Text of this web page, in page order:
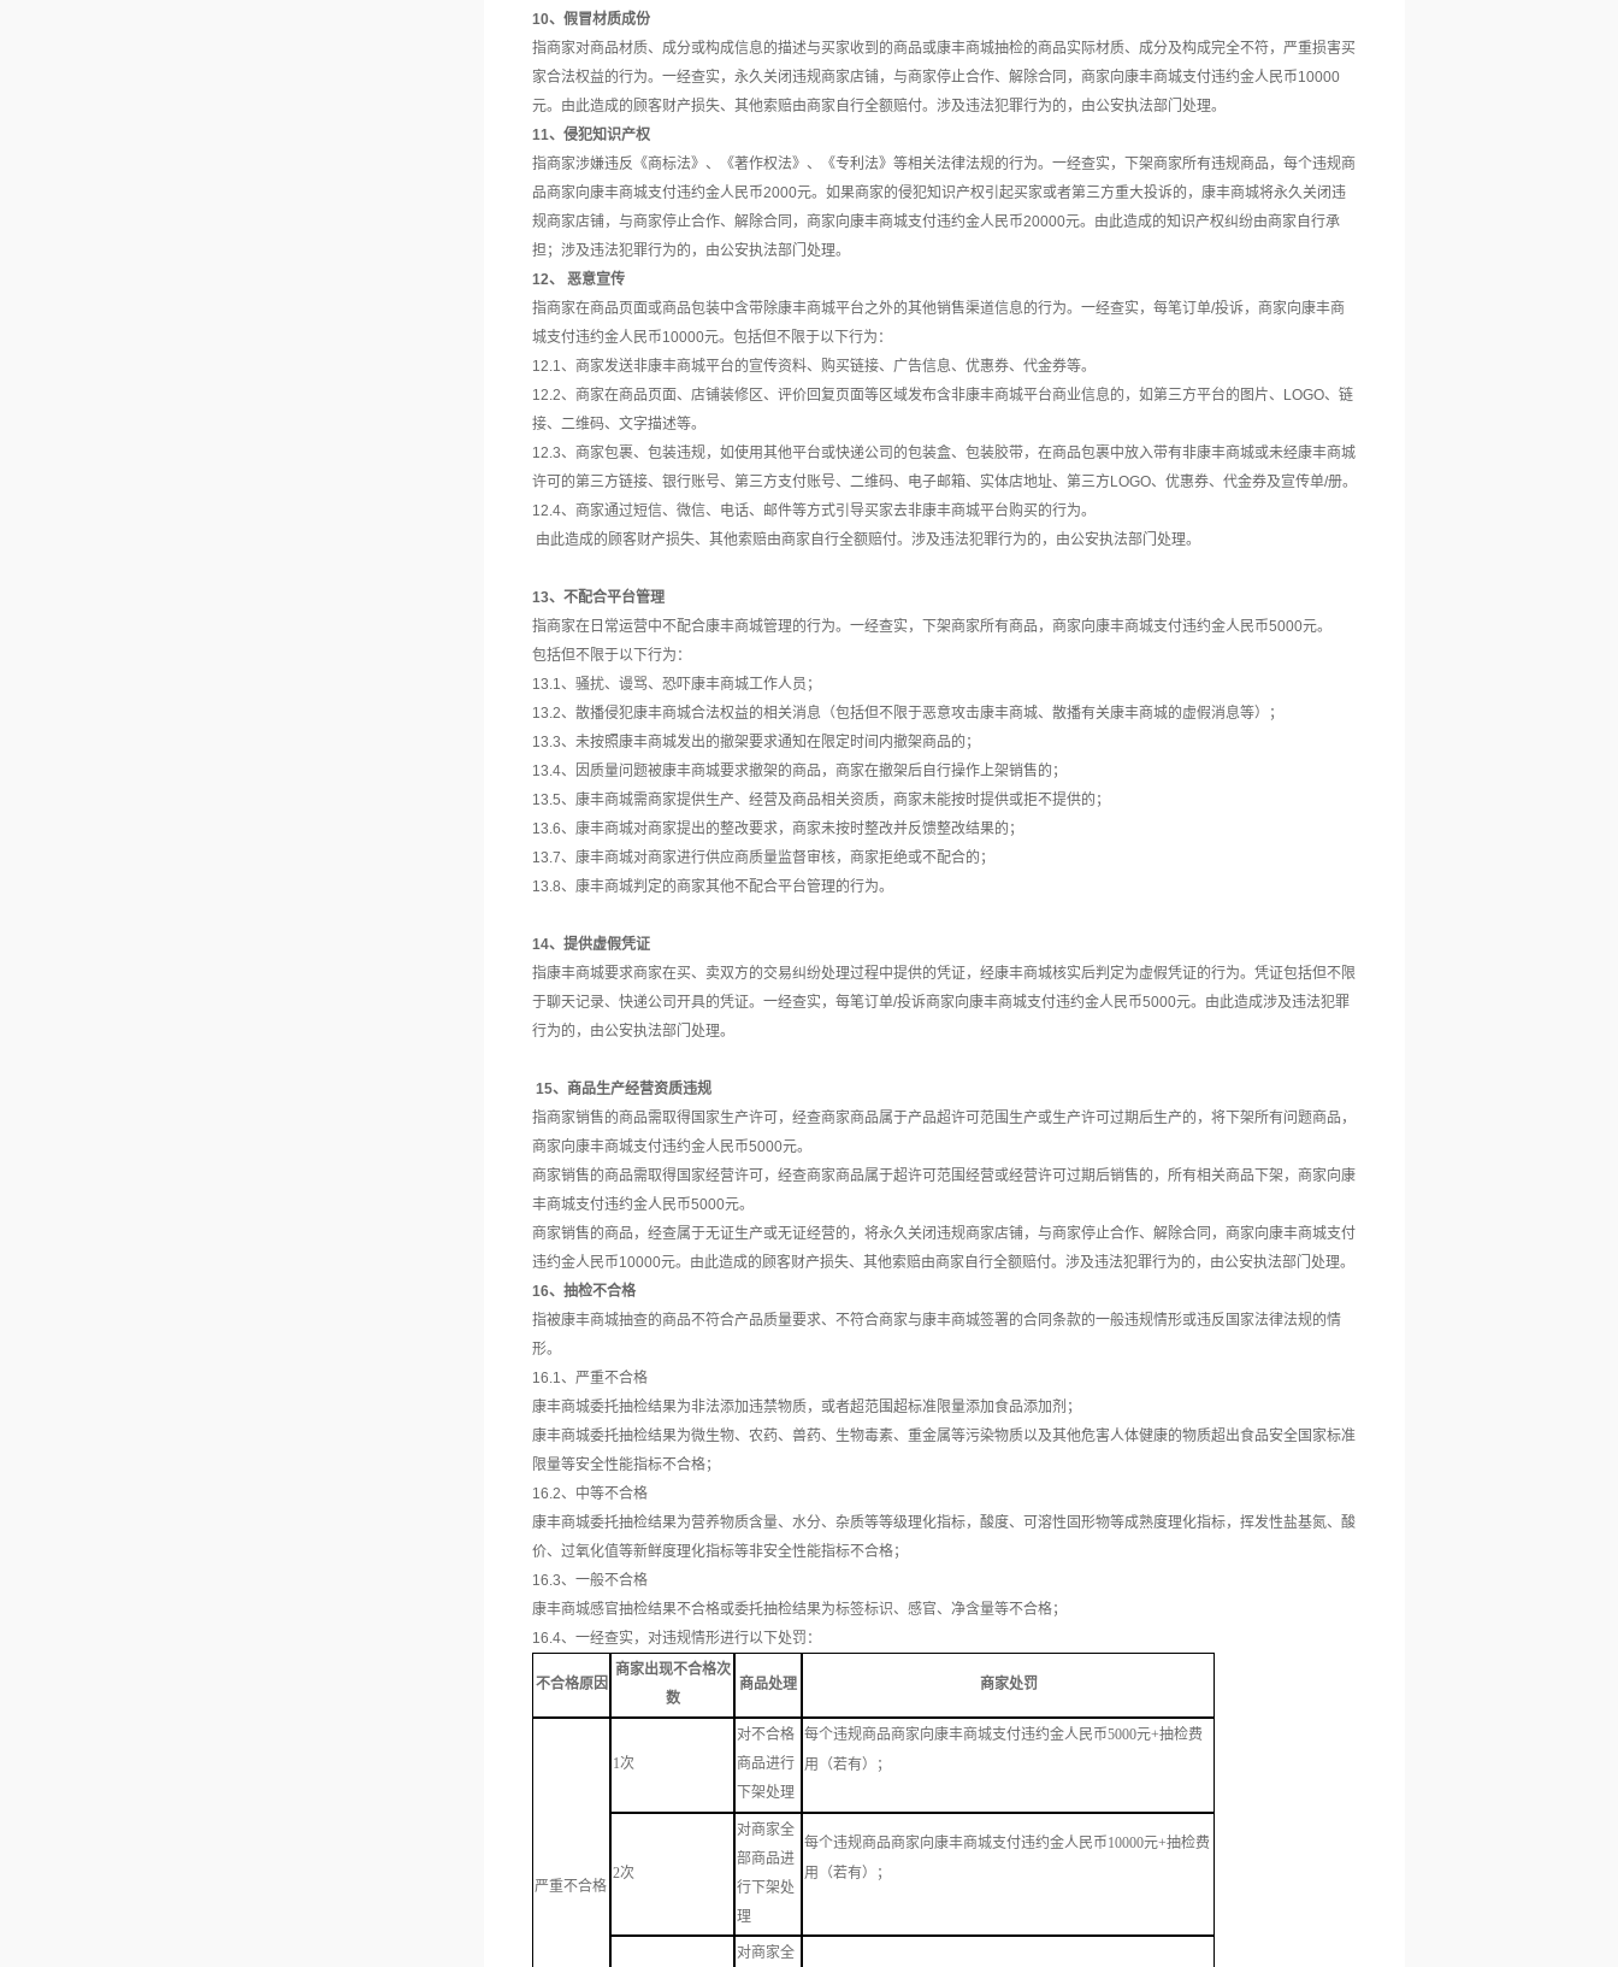
10、假冒材质成份
指商家对商品材质、成分或构成信息的描述与买家收到的商品或康丰商城抽检的商品实际材质、成分及构成完全不符，严重损害买
家合法权益的行为。一经查实，永久关闭违规商家店铺，与商家停止合作、解除合同，商家向康丰商城支付违约金人民币10000
元。由此造成的顾客财产损失、其他索赔由商家自行全额赔付。涉及违法犯罪行为的，由公安执法部门处理。
11、侵犯知识产权
指商家涉嫌违反《商标法》、《著作权法》、《专利法》等相关法律法规的行为。一经查实，下架商家所有违规商品，每个违规商
品商家向康丰商城支付违约金人民币2000元。如果商家的侵犯知识产权引起买家或者第三方重大投诉的，康丰商城将永久关闭违
规商家店铺，与商家停止合作、解除合同，商家向康丰商城支付违约金人民币20000元。由此造成的知识产权纠纷由商家自行承
担；涉及违法犯罪行为的，由公安执法部门处理。
12、 恶意宣传
指商家在商品页面或商品包装中含带除康丰商城平台之外的其他销售渠道信息的行为。一经查实，每笔订单/投诉，商家向康丰商
城支付违约金人民币10000元。包括但不限于以下行为：
12.1、商家发送非康丰商城平台的宣传资料、购买链接、广告信息、优惠券、代金券等。
12.2、商家在商品页面、店铺装修区、评价回复页面等区域发布含非康丰商城平台商业信息的，如第三方平台的图片、LOGO、链
接、二维码、文字描述等。
12.3、商家包裹、包装违规，如使用其他平台或快递公司的包装盒、包装胶带，在商品包裹中放入带有非康丰商城或未经康丰商城
许可的第三方链接、银行账号、第三方支付账号、二维码、电子邮箱、实体店地址、第三方LOGO、优惠券、代金券及宣传单/册。
12.4、商家通过短信、微信、电话、邮件等方式引导买家去非康丰商城平台购买的行为。
由此造成的顾客财产损失、其他索赔由商家自行全额赔付。涉及违法犯罪行为的，由公安执法部门处理。
13、不配合平台管理
指商家在日常运营中不配合康丰商城管理的行为。一经查实，下架商家所有商品，商家向康丰商城支付违约金人民币5000元。
包括但不限于以下行为：
13.1、骚扰、谩骂、恐吓康丰商城工作人员；
13.2、散播侵犯康丰商城合法权益的相关消息（包括但不限于恶意攻击康丰商城、散播有关康丰商城的虚假消息等）；
13.3、未按照康丰商城发出的撤架要求通知在限定时间内撤架商品的；
13.4、因质量问题被康丰商城要求撤架的商品，商家在撤架后自行操作上架销售的；
13.5、康丰商城需商家提供生产、经营及商品相关资质，商家未能按时提供或拒不提供的；
13.6、康丰商城对商家提出的整改要求，商家未按时整改并反馈整改结果的；
13.7、康丰商城对商家进行供应商质量监督审核，商家拒绝或不配合的；
13.8、康丰商城判定的商家其他不配合平台管理的行为。
14、提供虚假凭证
指康丰商城要求商家在买、卖双方的交易纠纷处理过程中提供的凭证，经康丰商城核实后判定为虚假凭证的行为。凭证包括但不限
于聊天记录、快递公司开具的凭证。一经查实，每笔订单/投诉商家向康丰商城支付违约金人民币5000元。由此造成涉及违法犯罪
行为的，由公安执法部门处理。
15、商品生产经营资质违规
指商家销售的商品需取得国家生产许可，经查商家商品属于产品超许可范围生产或生产许可过期后生产的，将下架所有问题商品，
商家向康丰商城支付违约金人民币5000元。
商家销售的商品需取得国家经营许可，经查商家商品属于超许可范围经营或经营许可过期后销售的，所有相关商品下架，商家向康
丰商城支付违约金人民币5000元。
商家销售的商品，经查属于无证生产或无证经营的，将永久关闭违规商家店铺，与商家停止合作、解除合同，商家向康丰商城支付
违约金人民币10000元。由此造成的顾客财产损失、其他索赔由商家自行全额赔付。涉及违法犯罪行为的，由公安执法部门处理。
16、抽检不合格
指被康丰商城抽查的商品不符合产品质量要求、不符合商家与康丰商城签署的合同条款的一般违规情形或违反国家法律法规的情
形。
16.1、严重不合格
康丰商城委托抽检结果为非法添加违禁物质，或者超范围超标准限量添加食品添加剂；
康丰商城委托抽检结果为微生物、农药、兽药、生物毒素、重金属等污染物质以及其他危害人体健康的物质超出食品安全国家标准
限量等安全性能指标不合格；
16.2、中等不合格
康丰商城委托抽检结果为营养物质含量、水分、杂质等等级理化指标，酸度、可溶性固形物等成熟度理化指标，挥发性盐基氮、酸
价、过氧化值等新鲜度理化指标等非安全性能指标不合格；
16.3、一般不合格
康丰商城感官抽检结果不合格或委托抽检结果为标签标识、感官、净含量等不合格；
16.4、一经查实，对违规情形进行以下处罚：
不合格原因
商家出现不合格次
数
商品处理 商家处罚
严重不合格
1次
对不合格
商品进行
下架处理
每个违规商品商家向康丰商城支付违约金人民币5000元+抽检费
用（若有）；
2次
对商家全
部商品进
行下架处
理
每个违规商品商家向康丰商城支付违约金人民币10000元+抽检费
用（若有）；
对商家全